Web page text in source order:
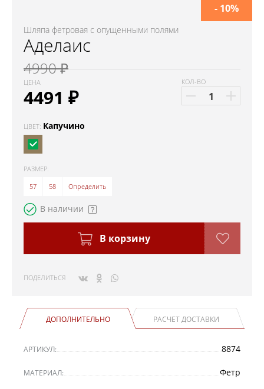
Шляпа фетровая с опущенными полями
Аделаис
4990 ₽
ЦЕНА
4491 ₽
- 10%
КОЛ-ВО
ЦВЕТ: Капучино
РАЗМЕР:
57
58 Определить
В наличии
В корзину
ПОДЕЛИТЬСЯ
ДОПОЛНИТЕЛЬНО РАСЧЕТ ДОСТАВКИ
АРТИКУЛ: 8874
МАТЕРИАЛ: Фетр